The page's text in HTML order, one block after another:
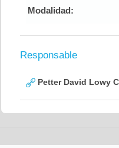
Modalidad:
Responsable
Petter David Lowy